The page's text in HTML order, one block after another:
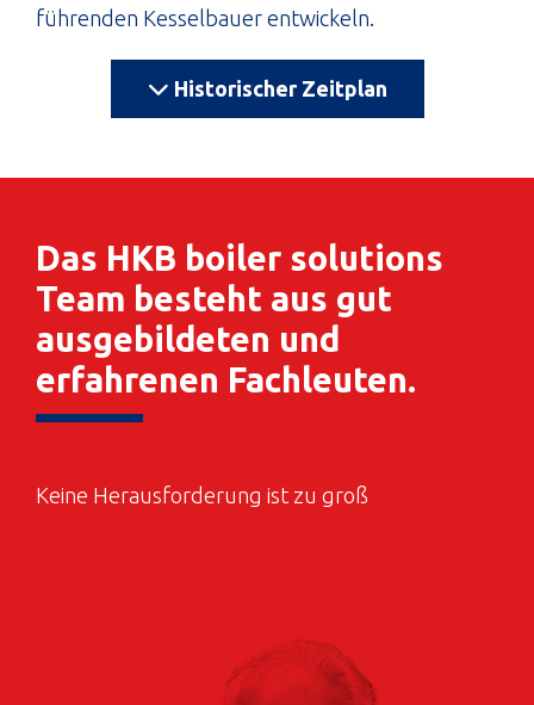
führenden Kesselbauer entwickeln.
Historischer Zeitplan
Das HKB boiler solutions
Team besteht aus gut
ausgebildeten und
erfahrenen Fachleuten.
Keine Herausforderung ist zu groß